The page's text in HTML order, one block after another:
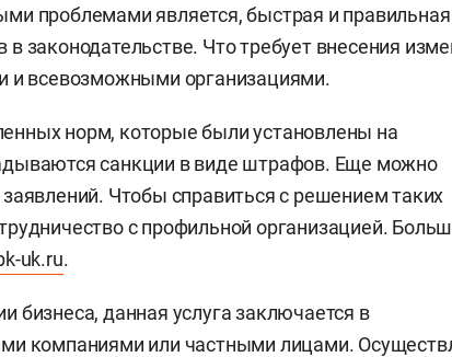
проблемами является, быстрая и правильная
законодательстве. Что требует внесения
и всевозможными организациями.
норм, которые были установлены на
санкции в виде штрафов. Еще можно
Чтобы справиться с решением таких
с профильной организацией.
uk.ru.
бизнеса, данная услуга заключается в
компаниями или частными лицами.